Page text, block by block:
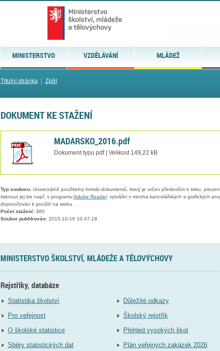
MINISTERSTVO VZDĚLÁVÁNÍ MLÁDEŽ
Titulní stránka| Zpět
DOKUMENT KE STAŽENÍ
MADARSKO_2016.pdf
Dokument typu pdf | Velikost 149,22 kB
Typ souboru:Univerzálně použitelný formát dokumentů, který je určen především k tisku,
tisknout jej lze např. v programu Adobe Reader, vytvářet v mnoha kancelářských a grafických
doporučován k použití na webu.
Počet stažení:360
Soubor publikován:2015-10-16 10:47:18
MINISTERSTVO ŠKOLSTVÍ, MLÁDEŽE A TĚLOVÝCHOVY
Rejstříky, databáze
Statistika školství
Pro veřejnost
O školské statistice
Sběry statistických dat
Důležité odkazy
Školský rejstřík
Přehled vysokých škol
Plán veřejných zakázek 2026